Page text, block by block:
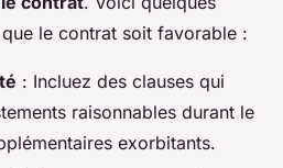
que le contrat soit favorable :
: Incluez des clauses qui
raisonnables durant le
exorbitants.